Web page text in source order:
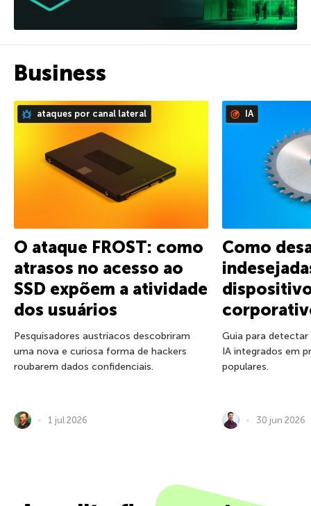
Business
ataques por canal lateral
O ataque FROST: como
atrasos no acesso ao
SSD expõem a atividade
dos usuários
Pesquisadores austríacos descobriram
uma nova e curiosa forma de hackers
roubarem dados confidenciais.
1 jul 2026
IA
Como
Guia para
IA integrados em
populares.
30 jun 2026